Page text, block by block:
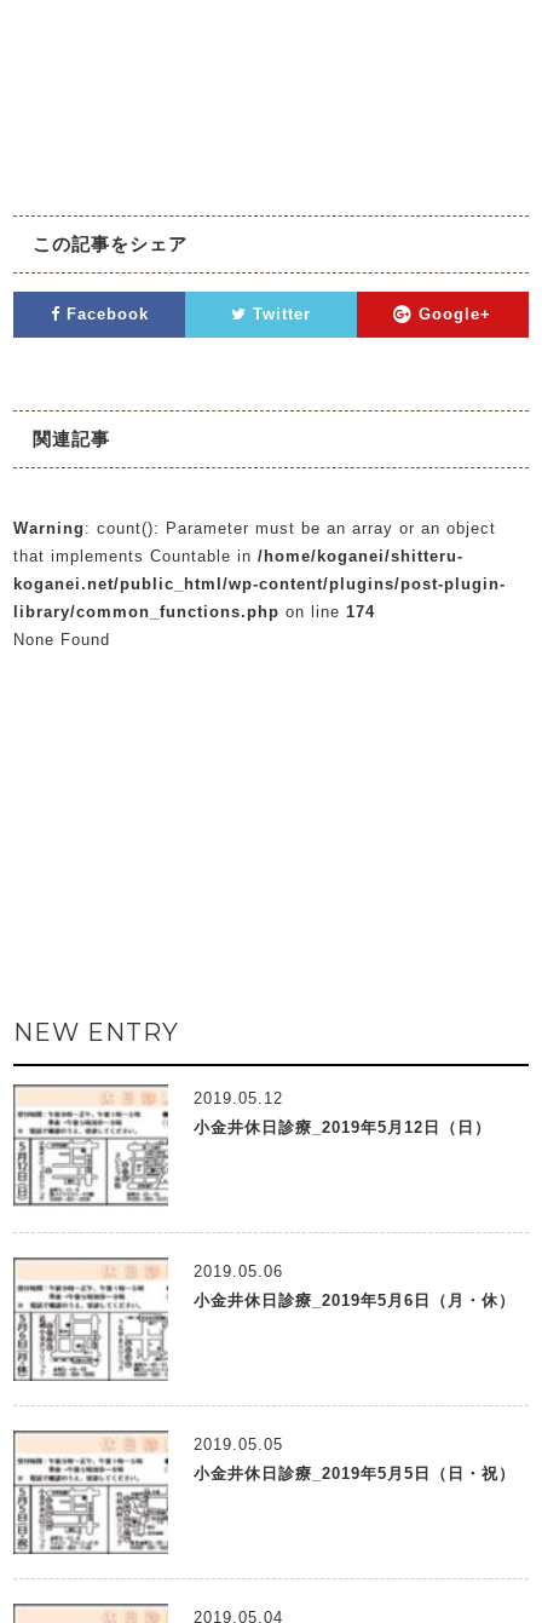
この記事をシェア
Facebook Twitter Google+
関連記事
Warning : count(): Parameter must be an array or an object
that implements Countable in/home/koganei/shitteru-
koganei.net/public_html/wp-content/plugins/post-plugin-
library/common_functions.php on line 174
None Found
NEW ENTRY
2019.05.12
小金井休日診療_2019年5月12日（日）
2019.05.06
小金井休日診療_2019年5月6日（月・休）
2019.05.05
小金井休日診療_2019年5月5日（日・祝）
2019.05.04